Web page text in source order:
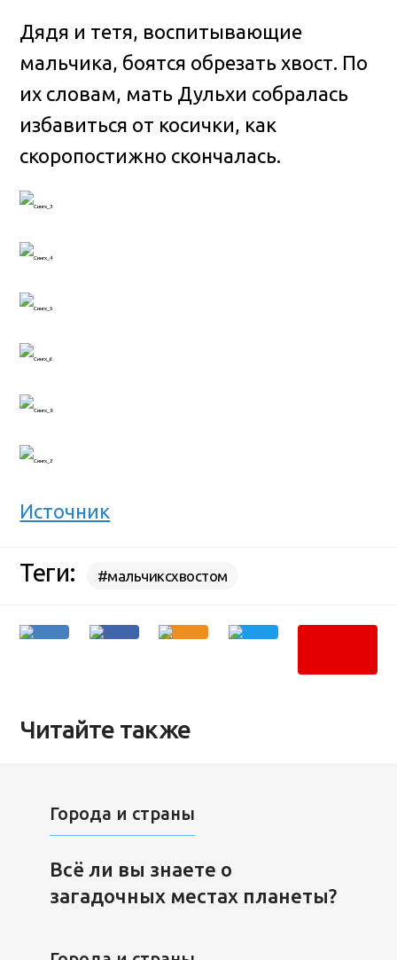
Дядя и тетя, воспитывающие
мальчика, боятся обрезать хвост. По
их словам, мать Дульхи собралась
избавиться от косички, как
скоропостижно скончалась.
Источник
Теги: #мальчиксхвостом
Читайте также
Города и страны
Всё ли вы знаете о
загадочных местах планеты?